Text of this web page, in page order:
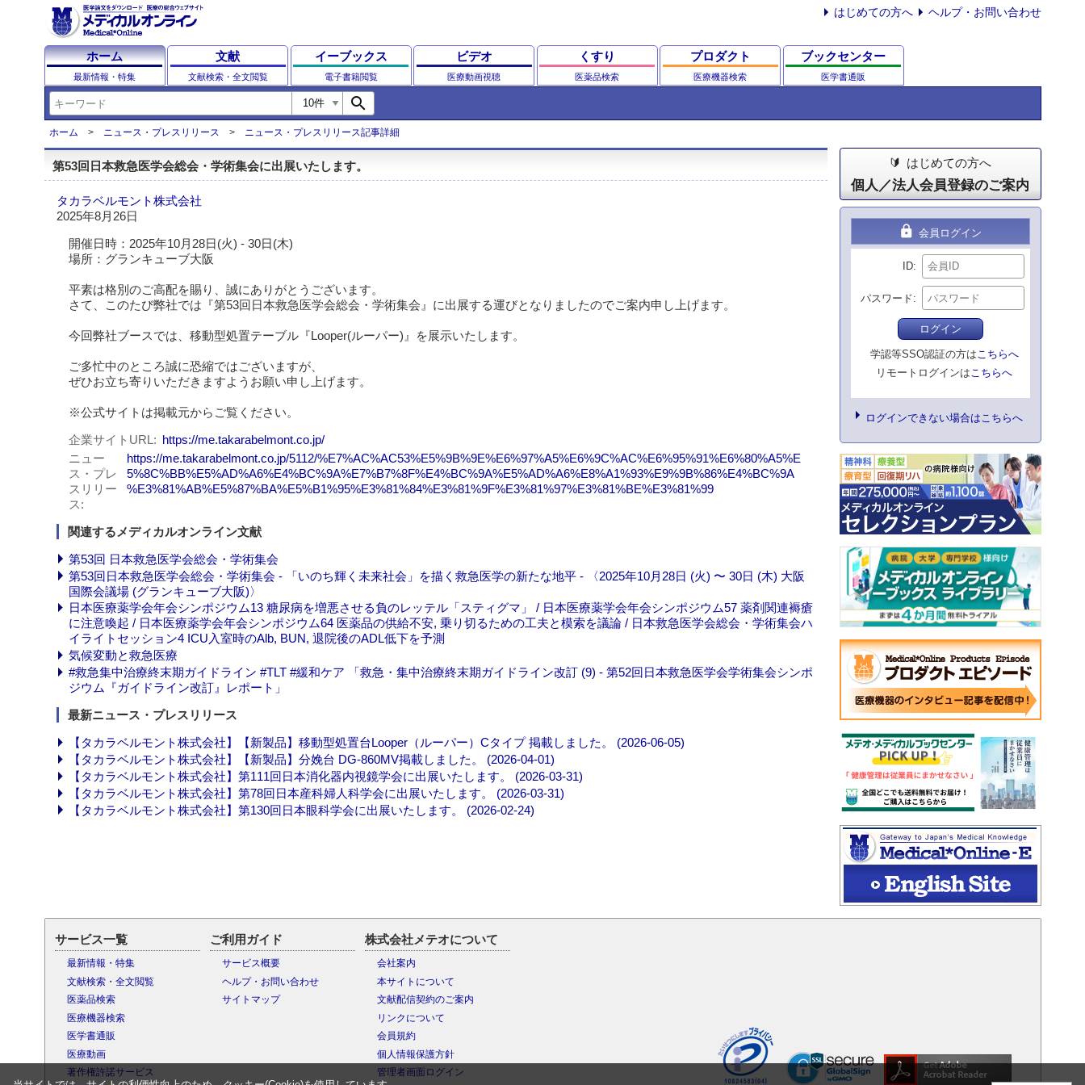
はじめての方へ ヘルプ・お問い合わせ
ホーム
最新情報・特集
文献
文献検索・全文閲覧
イーブックス
電子書籍閲覧
ビデオ
医療動画視聴
くすり
医薬品検索
プロダクト
医療機器検索
ブックセンター
医学書通販
search
ホーム ニュース・プレスリリース ニュース・プレスリリース記事詳細
第53回日本救急医学会総会・学術集会に出展いたします。
タカラベルモント株式会社
2025年8月26日
開催日時：2025年10月28日(火) - 30日(木)
場所：グランキューブ大阪
平素は格別のご高配を賜り、誠にありがとうございます。
さて、このたび弊社では『第53回日本救急医学会総会・学術集会』に出展する運びとなりましたのでご案内申し上げます。
今回弊社ブースでは、移動型処置テーブル『Looper(ルーパー)』を展示いたします。
ご多忙中のところ誠に恐縮ではございますが、
ぜひお立ち寄りいただきますようお願い申し上げます。
※公式サイトは掲載元からご覧ください。
企業サイトURL
https://me.takarabelmont.co.jp/
ニュー
ス・プレ
スリリー
ス
https://me.takarabelmont.co.jp/5112/%E7%AC%AC53%E5%9B%9E%E6%97%A5%E6%9C%AC%E6%95%91%E6%80%A5%E
5%8C%BB%E5%AD%A6%E4%BC%9A%E7%B7%8F%E4%BC%9A%E5%AD%A6%E8%A1%93%E9%9B%86%E4%BC%9A
%E3%81%AB%E5%87%BA%E5%B1%95%E3%81%84%E3%81%9F%E3%81%97%E3%81%BE%E3%81%99
関連するメディカルオンライン文献
第53回 日本救急医学会総会・学術集会
第53回日本救急医学会総会・学術集会 - 「いのち輝く未来社会」を描く救急医学の新たな地平 - 〈2025年10月28日 (火) 〜 30日 (木) 大阪
国際会議場 (グランキューブ大阪)〉
日本医療薬学会年会シンポジウム13 糖尿病を増悪させる負のレッテル「スティグマ」 / 日本医療薬学会年会シンポジウム57 薬剤関連褥瘡
に注意喚起 / 日本医療薬学会年会シンポジウム64 医薬品の供給不安, 乗り切るための工夫と模索を議論 / 日本救急医学会総会・学術集会ハ
イライトセッション4 ICU入室時のAlb, BUN, 退院後のADL低下を予測
気候変動と救急医療
#救急集中治療終末期ガイドライン #TLT #緩和ケア 「救急・集中治療終末期ガイドライン改訂 (9) - 第52回日本救急医学会学術集会シンポ
ジウム『ガイドライン改訂』レポート」
最新ニュース・プレスリリース
【タカラベルモント株式会社】【新製品】移動型処置台Looper（ルーパー）Cタイプ 掲載しました。 (2026-06-05)
【タカラベルモント株式会社】【新製品】分娩台 DG-860MV掲載しました。 (2026-04-01)
【タカラベルモント株式会社】第111回日本消化器内視鏡学会に出展いたします。 (2026-03-31)
【タカラベルモント株式会社】第78回日本産科婦人科学会に出展いたします。 (2026-03-31)
【タカラベルモント株式会社】第130回日本眼科学会に出展いたします。 (2026-02-24)
はじめての方へ
個人／法人会員登録のご案内
lock 会員ログイン
ID
パスワード
ログイン
学認等SSO認証の方はこちらへ
リモートログインはこちらへ
ログインできない場合はこちらへ
サービス一覧
最新情報・特集
文献検索・全文閲覧
医薬品検索
医療機器検索
医学書通販
医療動画
著作権許諾サービス
ご利用ガイド
サービス概要
ヘルプ・お問い合わせ
サイトマップ
株式会社メテオについて
会社案内
本サイトについて
文献配信契約のご案内
リンクについて
会員規約
個人情報保護方針
管理者画面ログイン